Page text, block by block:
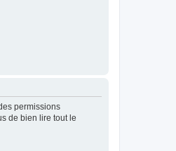
permissions
de bien lire tout le